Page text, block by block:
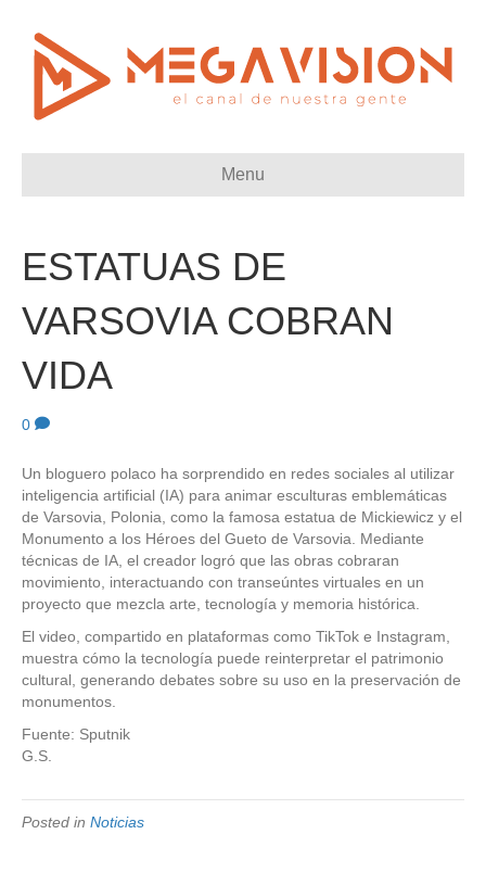
Menu
ESTATUAS DE
VARSOVIA COBRAN
VIDA
0
Un bloguero polaco ha sorprendido en redes sociales al utilizar
inteligencia artificial (IA) para animar esculturas emblemáticas
de Varsovia, Polonia, como la famosa estatua de Mickiewicz y el
Monumento a los Héroes del Gueto de Varsovia. Mediante
técnicas de IA, el creador logró que las obras cobraran
movimiento, interactuando con transeúntes virtuales en un
proyecto que mezcla arte, tecnología y memoria histórica.
El video, compartido en plataformas como TikTok e Instagram,
muestra cómo la tecnología puede reinterpretar el patrimonio
cultural, generando debates sobre su uso en la preservación de
monumentos.
Fuente: Sputnik
G.S.
Posted in Noticias